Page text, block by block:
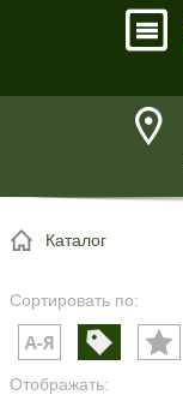
Каталог
Сортировать по:
Отображать: